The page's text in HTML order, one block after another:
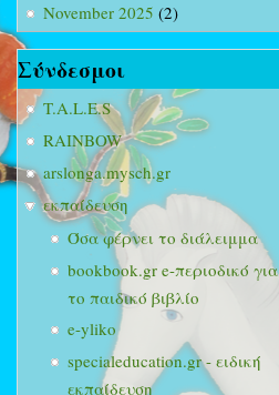
November 2025 (2)
Σύνδεσμοι
T.A.L.E.S
RAINBOW
arslonga.mysch.gr
εκπαίδευση
Όσα φέρνει το διάλειμμα
bookbook.gr e-περιοδικό για
το παιδικό βιβλίο
e-yliko
specialeducation.gr - ειδική
εκπαίδευση